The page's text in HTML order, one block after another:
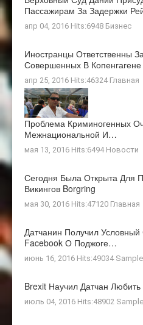
Пассажирам За Задержки
апр 04, 2016 Hits:6948 Бизнес
Иностранцы Ответственны
Совершенных В
апр 25, 2016 Hits:46324 Главная
Проблема Криминогенных
Межнациональной И…
мая 13, 2016 Hits:6494 Новости
Сегодня Была Открыта Для
Викингов Borgring
мая 30, 2016 Hits:47120 Главная
Датчанин Получил
Facebook О Поджоге…
июнь 16, 2016 Hits:49034
Brexit Научил Датчан
июль 04, 2016 Hits:48902